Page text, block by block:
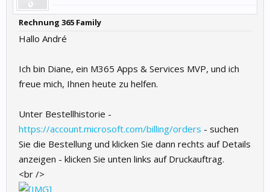
Rechnung 365 Family
Hallo André
Ich bin Diane, ein M365 Apps & Services MVP, und ich
freue mich, Ihnen heute zu helfen.
Unter Bestellhistorie -
https://account.microsoft.com/billing/orders - suchen
Sie die Bestellung und klicken Sie dann rechts auf Details
anzeigen - klicken Sie unten links auf Druckauftrag.
<br />